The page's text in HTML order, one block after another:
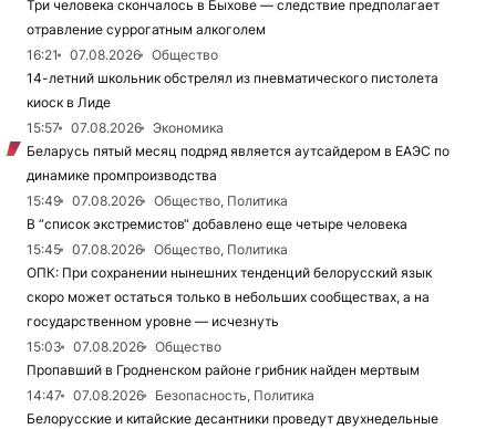
Три человека скончалось в Быхове — следствие предполагает
отравление суррогатным алкоголем
16:21
07.08.2026
Общество
14-летний школьник обстрелял из пневматического пистолета
киоск в Лиде
15:57
07.08.2026
Экономика
Беларусь пятый месяц подряд является аутсайдером в ЕАЭС по
динамике промпроизводства
15:49
07.08.2026
Общество, Политика
В “список экстремистов“ добавлено еще четыре человека
15:45
07.08.2026
Общество, Политика
ОПК: При сохранении нынешних тенденций белорусский язык
скоро может остаться только в небольших сообществах, а на
государственном уровне — исчезнуть
15:03
07.08.2026
Общество
Пропавший в Гродненском районе грибник найден мертвым
14:47
07.08.2026
Безопасность, Политика
Белорусские и китайские десантники проведут двухнедельные